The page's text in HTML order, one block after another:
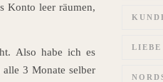
Konto leer räumen,
Also habe ich es
3 Monate selber
LIEBE